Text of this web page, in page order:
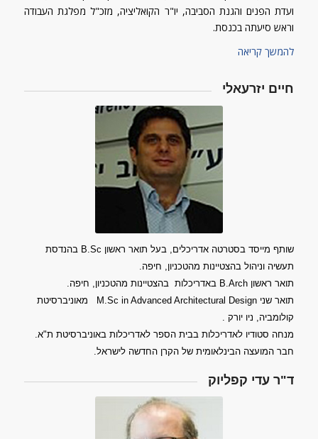
ועדת הפנים והגנת הסביבה, יו"ר הקואליציה, מזכ"ל מפלגת העבודה
וראש סיעתה בכנסת.
להמשך קריאה
חיים יזרעאלי
שותף מייסד בסטרטה אדריכלים, בעל תואר ראשון B.Sc בהנדסת
תעשיה וניהול בהצטיינות מהטכניון, חיפה.
תואר ראשון B.Arch באדריכלות בהצטיינות מהטכניון, חיפה.
תואר שני M.Sc in Advanced Architectural Design
מאוניברסיטת
קולומביה, ניו יורק
מנחה סטודיו לאדריכלות בבית הספר לאדריכלות באוניברסיטת ת"א.
חבר המועצה הבינלאומית של הקרן החדשה לישראל.
ד"ר עדי קפליוק